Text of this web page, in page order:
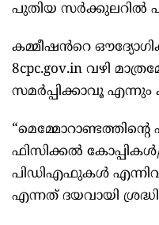
പുതിയ സർക്കുലറിൽ
കമ്മീഷൻറെ
8cpc.gov.in വഴി
സമർപ്പിക്കാവൂ എന്നും
ഫിസിക്കൽ
പിഡിഎഫുകൾ എന്നിവ
എന്നത് ദയവായി